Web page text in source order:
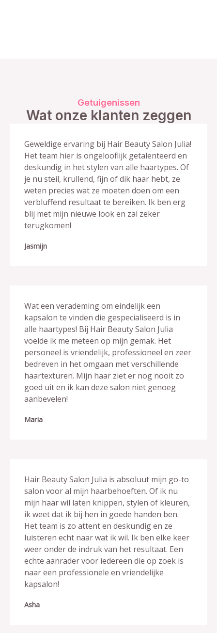
Getuigenissen
Wat onze klanten zeggen
Geweldige ervaring bij Hair Beauty Salon Julia!
Het team hier is ongelooflijk getalenteerd en
deskundig in het stylen van alle haartypes. Of
je nu steil, krullend, fijn of dik haar hebt, ze
weten precies wat ze moeten doen om een ​​
verbluffend resultaat te bereiken. Ik ben erg
blij met mijn nieuwe look en zal zeker
terugkomen!
Jasmijn
Wat een verademing om eindelijk een
kapsalon te vinden die gespecialiseerd is in
alle haartypes! Bij Hair Beauty Salon Julia
voelde ik me meteen op mijn gemak. Het
personeel is vriendelijk, professioneel en zeer
bedreven in het omgaan met verschillende
haartexturen. Mijn haar ziet er nog nooit zo
goed uit en ik kan deze salon niet genoeg
aanbevelen!
Maria
Hair Beauty Salon Julia is absoluut mijn go-to
salon voor al mijn haarbehoeften. Of ik nu
mijn haar wil laten knippen, stylen of kleuren,
ik weet dat ik bij hen in goede handen ben.
Het team is zo attent en deskundig en ze
luisteren echt naar wat ik wil. Ik ben elke keer
weer onder de indruk van het resultaat. Een
echte aanrader voor iedereen die op zoek is
naar een professionele en vriendelijke
kapsalon!
Asha